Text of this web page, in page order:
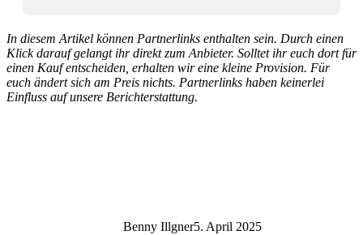
In diesem Artikel können Partnerlinks enthalten sein. Durch einen
Klick darauf gelangt ihr direkt zum Anbieter. Solltet ihr euch dort für
einen Kauf entscheiden, erhalten wir eine kleine Provision. Für
euch ändert sich am Preis nichts. Partnerlinks haben keinerlei
Einfluss auf unsere Berichterstattung.
Benny Illgner5. April 2025